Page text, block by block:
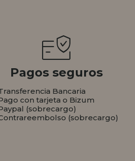
Pagos seguros
Transferencia Bancaria
Pago con tarjeta o Bizum
Paypal (sobrecargo)
Contrareembolso (sobrecargo)